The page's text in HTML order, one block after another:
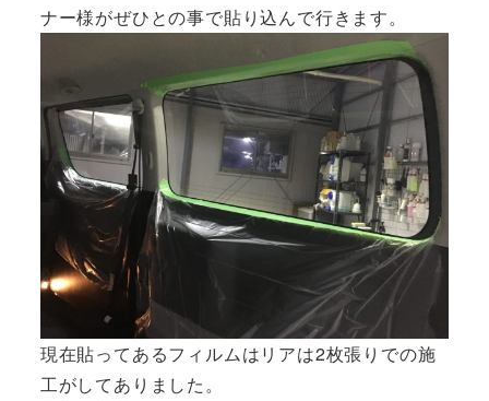
ナー様がぜひとの事で貼り込んで行きます。
現在貼ってあるフィルムはリアは2枚張りでの施
工がしてありました。